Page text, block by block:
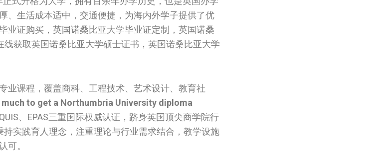
、生活成本适中，交通便捷，为海内外学子提供了优
业证购买，英国‌诺桑比亚大学‌‌‌‌‌‌毕业证定制，英国‌诺桑
获取英国‌诺桑比亚大学‌‌‌‌‌‌硕士证书，英国‌诺桑比亚大学‌‌‌‌‌‌
业课程，覆盖商科、工程技术、艺术设计、教育社
much to get a Northumbria University diploma
、EPAS三重国际权威认证，跻身英国顶尖商学院行
实践育人理念，注重理论与行业需求结合，教学设施
可。